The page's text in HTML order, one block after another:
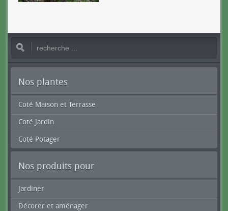
Nos plantes
Coté Maison et Terrasse
Coté Jardin
Coté Potager
Nos produits pour
Jardiner
Décorer et aménager